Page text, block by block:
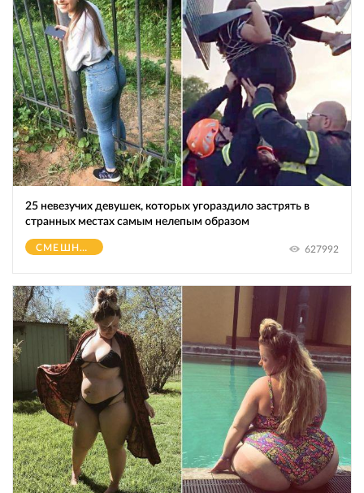
25 невезучих девушек, которых угораздило застрять в
странных местах самым нелепым образом
СМЕШНОЕ 627992